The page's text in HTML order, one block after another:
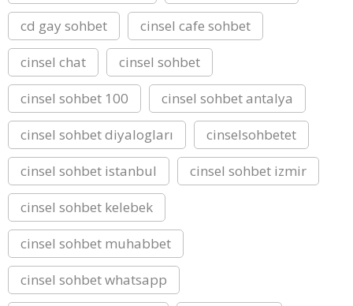
cd gay sohbet
cinsel cafe sohbet
cinsel chat
cinsel sohbet
cinsel sohbet 100
cinsel sohbet antalya
cinsel sohbet diyalogları
cinselsohbetet
cinsel sohbet istanbul
cinsel sohbet izmir
cinsel sohbet kelebek
cinsel sohbet muhabbet
cinsel sohbet whatsapp